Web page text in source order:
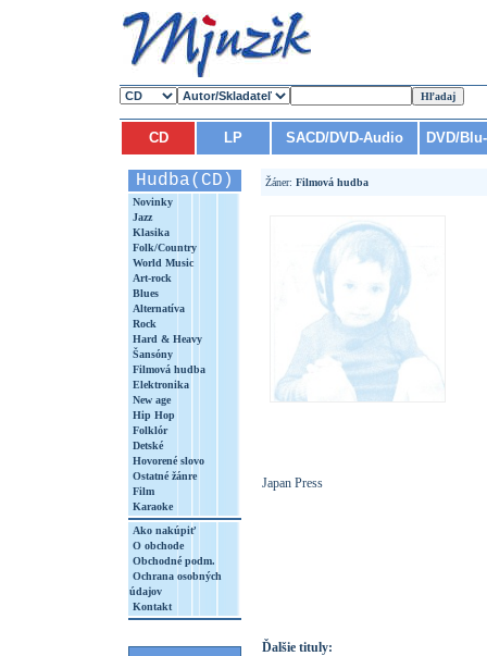
CD LP SACD/DVD-Audio DVD/
Hudba(CD)
Novinky
Jazz
Klasika
Folk/Country
World Music
Art-rock
Blues
Alternatíva
Rock
Hard & Heavy
Šansóny
Filmová hudba
Elektronika
New age
Hip Hop
Folklór
Detské
Hovorené slovo
Ostatné žánre
Film
Karaoke
Ako nakúpiť
O obchode
Obchodné podm.
Ochrana osobných
údajov
Kontakt
Žáner: Filmová hudba
Japan Press
Ďalšie tituly: